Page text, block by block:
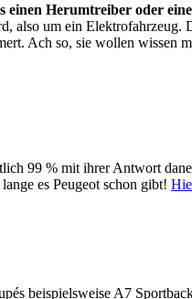
einen Herumtreiber oder
also um ein
Ach so, sie wollen
99 % mit ihrer Antwort
es Peugeot schon gibt!
beispielsweise A7